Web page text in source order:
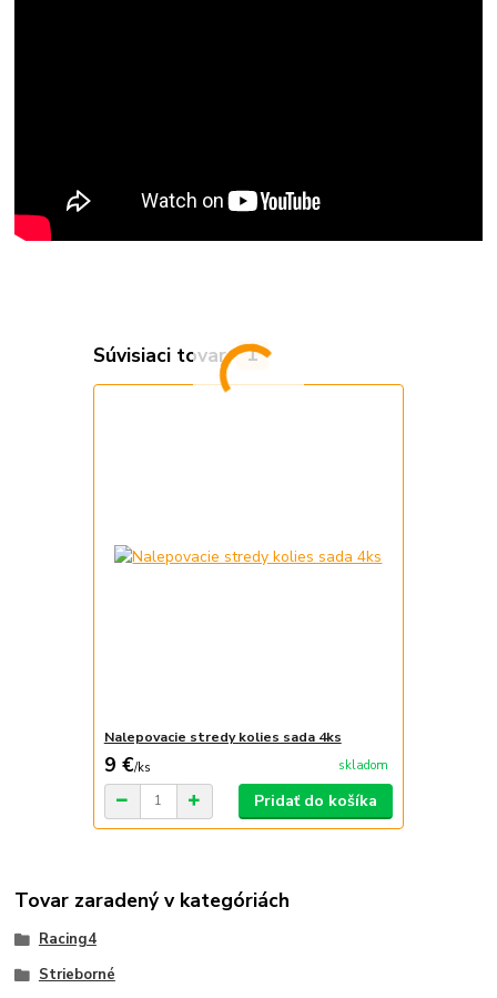
Súvisiaci tovar 1
Nalepovacie stredy kolies sada 4ks
9 €/ks skladom
Pridať do košíka
Tovar zaradený v kategóriách
Racing4
Strieborné